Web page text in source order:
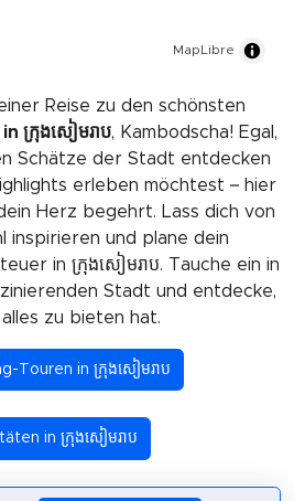
MapLibre
Reise zu den schönsten
ក្រុងសៀមរាប, Kambodscha! Egal,
Schätze der Stadt entdecken
erleben möchtest – hier
Herz begehrt. Lass dich von
inspirieren und plane dein
in ក្រុងសៀមរាប. Tauche ein in
Stadt und entdecke,
zu bieten hat.
Touren in ក្រុងសៀមរាប
in ក្រុងសៀមរាប